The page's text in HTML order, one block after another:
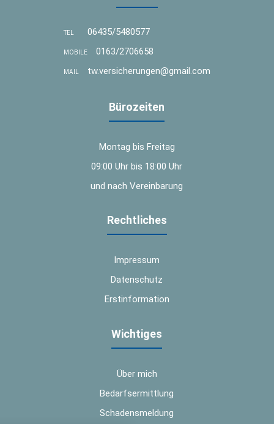
TEL 06435/5480577
MOBILE 0163/2706658
MAIL tw.versicherungen@gmail.com
Bürozeiten
Montag bis Freitag
09:00 Uhr bis 18:00 Uhr
und nach Vereinbarung
Rechtliches
Impressum
Datenschutz
Erstinformation
Wichtiges
Über mich
Bedarfsermittlung
Schadensmeldung